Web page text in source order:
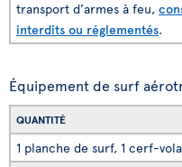
transport d’armes à feu,
interdits ou réglementés.
Équipement de surf
QUANTITÉ
1 planche de surf, 1 cerf-